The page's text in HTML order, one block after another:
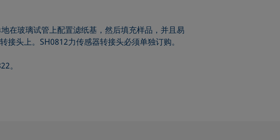
在玻璃试管上配置滤纸基，然后填充样品，并且易
头上。SH0812力传感器转接头必须单独订购。
。